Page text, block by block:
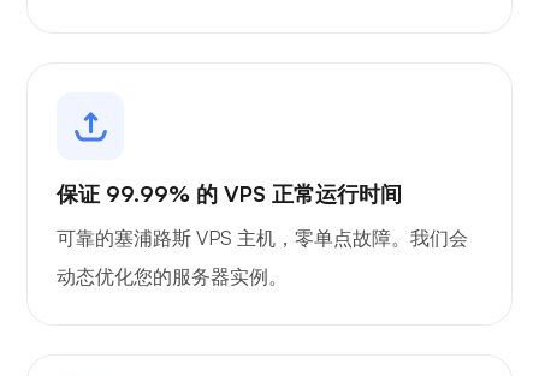
保证 99.99% 的 VPS 正常运行时间
可靠的塞浦路斯 VPS 主机，零单点故障。我们会
动态优化您的服务器实例。